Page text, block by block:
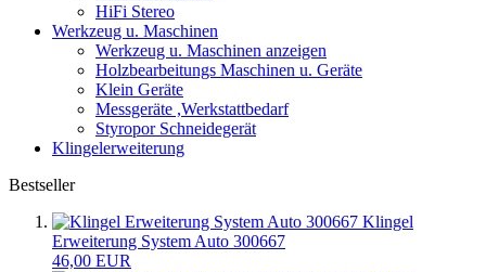
HiFi Stereo
Werkzeug u. Maschinen
Werkzeug u. Maschinen anzeigen
Holzbearbeitungs Maschinen u. Geräte
Klein Geräte
Messgeräte ,Werkstattbedarf
Styropor Schneidegerät
Klingelerweiterung
Bestseller
Klingel
Erweiterung System Auto 300667
46,00 EUR